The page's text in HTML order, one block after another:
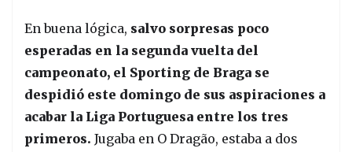
En buena lógica, salvo sorpresas poco
esperadas en la segunda vuelta del
campeonato, el Sporting de Braga se
despidió este domingo de sus aspiraciones a
acabar la Liga Portuguesa entre los tres
primeros. Jugaba en O Dragão, estaba a dos